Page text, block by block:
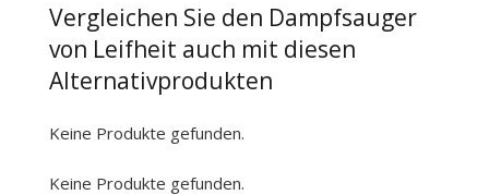
Vergleichen Sie den Dampfsauger
von Leifheit auch mit diesen
Alternativprodukten
Keine Produkte gefunden.
Keine Produkte gefunden.